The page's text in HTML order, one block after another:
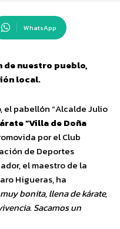
WhatsApp
de nuestro pueblo,
local.
el pabellón “Alcalde Julio
“Villa de Doña
por el Club
de Deportes
el maestro de la
Higueras, ha
bonita, llena de kárate,
Sacamos un